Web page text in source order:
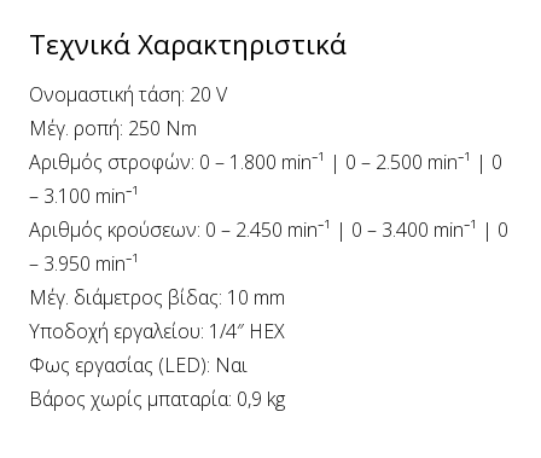
Τεχνικά Χαρακτηριστικά
Ονομαστική τάση: 20 V
Μέγ. ροπή: 250 Nm
Αριθμός στροφών: 0 – 1.800 min⁻¹ | 0 – 2.500 min⁻¹ | 0
– 3.100 min⁻¹
Αριθμός κρούσεων: 0 – 2.450 min⁻¹ | 0 – 3.400 min⁻¹ | 0
– 3.950 min⁻¹
Μέγ. διάμετρος βίδας: 10 mm
Υποδοχή εργαλείου: 1/4″ HEX
Φως εργασίας (LED): Ναι
Βάρος χωρίς μπαταρία: 0,9 kg